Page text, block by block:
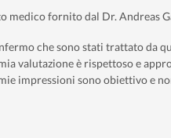
medico fornito dal Dr. Andreas
che sono stati trattato da
valutazione è rispettoso e
impressioni sono obiettivo e